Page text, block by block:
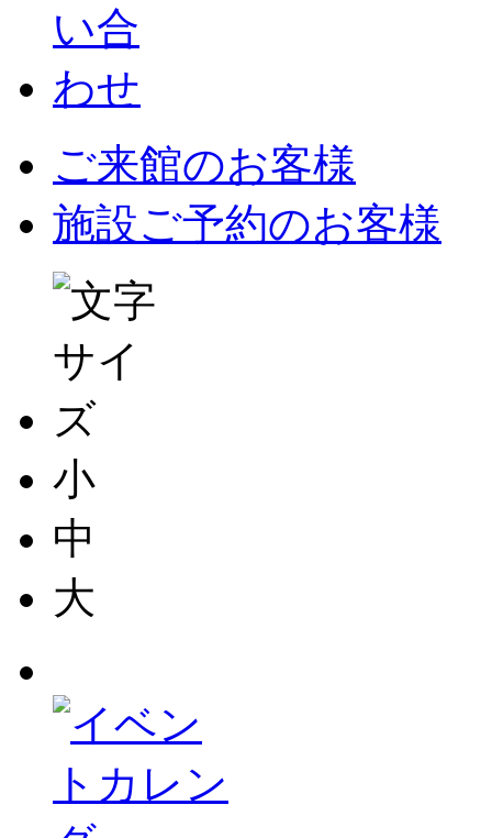
ご来館のお客様
施設ご予約のお客様
小
中
大